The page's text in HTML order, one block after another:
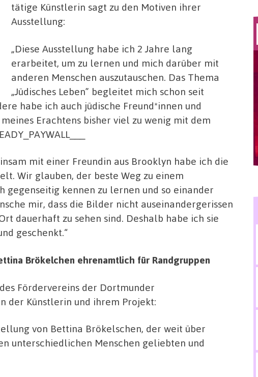
tätige Künstlerin sagt zu den Motiven ihrer
Ausstellung:
„Diese Ausstellung habe ich 2 Jahre lang
erarbeitet, um zu lernen und mich darüber mit
anderen Menschen auszutauschen. Das Thema
„Jüdisches Leben” begleitet mich schon seit
habe ich auch jüdische Freund*innen und
Erachtens bisher viel zu wenig mit dem
mit einer Freundin aus Brooklyn habe ich die
Wir glauben, der beste Weg zu einem
kennen zu lernen und so einander
mir, dass die Bilder nicht auseinandergerissen
dauerhaft zu sehen sind. Deshalb habe ich sie
geschenkt.“
Brökelchen ehrenamtlich für Randgruppen
Fördervereins der Dortmunder
der Künstlerin und ihrem Projekt:
von Bettina Brökelschen, der weit über
unterschiedlichen Menschen geliebten und